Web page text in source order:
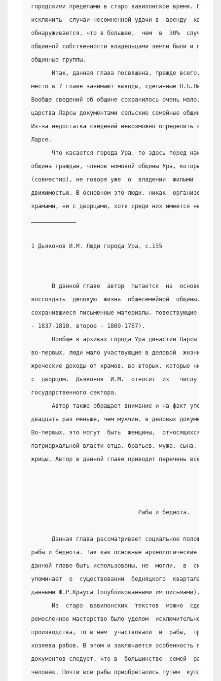
городскими пределами в старо вавилонское время. Он
исключить  случаи несомненной удачи в  аренду
обнаруживается, что в большее,  чем  в  30%  случаев
общинной собственности владельцами земли были и при
общинные группы.
Итак, данная глава посвящена, прежде всего,
место в 7 главе занимают выводы, сделанные
Вообще сведений об общине сохранилось очень мало.
царства Ларсы документами сельские семейные общины  не
Из-за недостатка сведений невозможно определить
Ларсе.
Что касается города Ура, то здесь перед нами
община граждан, членов номовой общины Ура, которые
(совместно), не говоря уже  о  владении  жилыми
движимостью. В основном это люди, никак
храмами, ни с дворцами, хотя среди них имеется
1 Дьяконов И.М. Люди города Ура, с.155
В данной главе  автор  пытается  на  основе
воссоздать  деловую  жизнь  общесемейной  общины.
сохранившиеся письменные материалы, повествующие о
- 1837-1810, второе - 1809-1787).
Вообще в архивах города Ура династии Ларсы
во-первых, люди мало участвующие в деловой  жизни,  –
жреческие доходы от храмов, во-вторых, которые никак
с  дворцом.  Дьяконов  И.М.  относит  их   числу
государственного сектора.
Автор также обращает внимание и на факт
двадцать раз меньше, чем мужчин, в деловых
Во-первых, это могут  быть  женщины,  относящихся  к
патриархальной власти отца, братьев, мужа, сына. Во-
жрицы. Автор в данной главе приводит перечень всех
                               Рабы и беднота.
Данная глава рассматривает социальное положение
рабы и беднота. Так как основные археологические
данной главе быть использованы, не  могли,  в  силу
упоминает  о  существовании  бедняцкого  квартала,
данными Ф.Р.Крауса (опубликованными им письмами).
Из  старо  вавилонских  текстов  можно  сделать
ремесленное мастерство было уделом  исключительно
производства, то в нём  участвовали  и  рабы,  причём
хозяева рабов. В этом и заключается особенность
документов следует, что в  большинстве  семей  рабов
человек. Почти все рабы приобретались путём  купли